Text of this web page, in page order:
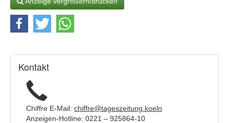
e
n
t
:Kontakt
Chiffre E-Mail: chiffre@tageszeitung.koeln
Anzeigen-Hotline: 0221 – 925864-10